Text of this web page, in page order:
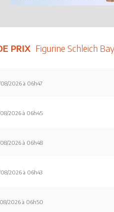
PRIX Figurine Schleich
2026 à 06h47
2026 à 06h45
2026 à 06h48
2026 à 06h43
2026 à 06h50